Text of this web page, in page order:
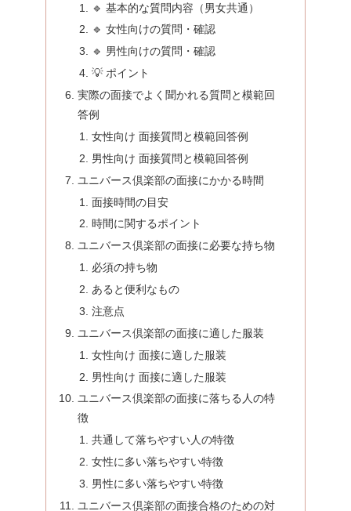
🔹 基本的な質問内容（男女共通）
🔹 女性向けの質問・確認
🔹 男性向けの質問・確認
💡 ポイント
実際の面接でよく聞かれる質問と模範回
答例
女性向け 面接質問と模範回答例
男性向け 面接質問と模範回答例
ユニバース倶楽部の面接にかかる時間
面接時間の目安
時間に関するポイント
ユニバース倶楽部の面接に必要な持ち物
必須の持ち物
あると便利なもの
注意点
ユニバース倶楽部の面接に適した服装
女性向け 面接に適した服装
男性向け 面接に適した服装
ユニバース倶楽部の面接に落ちる人の特
徴
共通して落ちやすい人の特徴
女性に多い落ちやすい特徴
男性に多い落ちやすい特徴
ユニバース倶楽部の面接合格のための対